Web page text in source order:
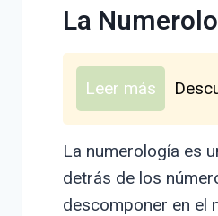
La
Leer más
La numerología es
detrás de los
descomponer en el